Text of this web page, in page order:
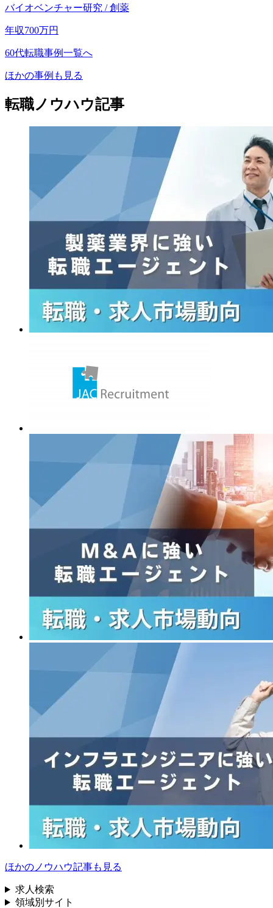
バイオベンチャー研究 / 創薬
年収700万円
60代転職事例一覧へ
ほかの事例も見る
転職ノウハウ記事
ほかのノウハウ記事も見る
求人検索
領域別サイト